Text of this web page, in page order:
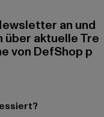
an und
aktuelle Tre
von DefShop p